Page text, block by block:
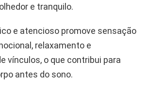
e tranquilo.
e atencioso promove sensação
relaxamento e
vínculos, o que contribui para
antes do sono.